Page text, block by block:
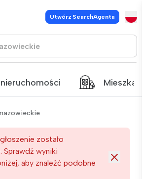
Utwórz SearchAgenta
zostało
Sprawdź wyniki
aby znaleźć podobne